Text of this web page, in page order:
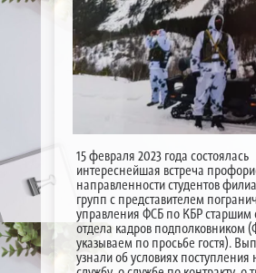
15 февраля 2023 года состоялась
интереснейшая встреча
направленности студентов
групп с представителем
управления ФСБ по КБР
отдела кадров подполковником
указываем по просьбе гостя).
узнали об условиях